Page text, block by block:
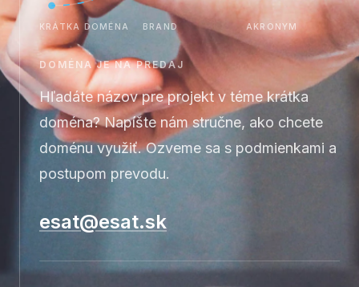
KRÁTKA DOMÉNA BRAND AKRONYM
DOMÉNA JE NA PREDAJ
Hľadáte názov pre projekt v témekrátka
doména? Napíšte nám stručne, ako chcete
doménu využiť. Ozveme sa s podmienkami a
postupom prevodu.
esat@esat.sk